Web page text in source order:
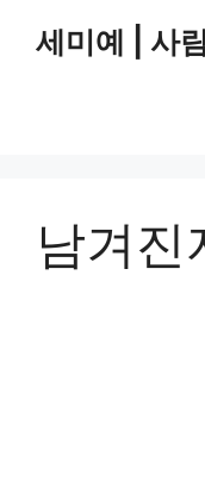
세미예 | 사
남겨진